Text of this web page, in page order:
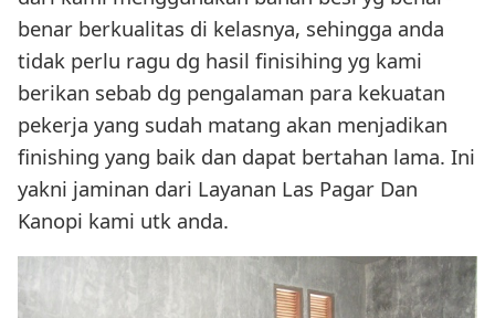
benar berkualitas di kelasnya, sehingga anda
tidak perlu ragu dg hasil finisihing yg kami
berikan sebab dg pengalaman para kekuatan
pekerja yang sudah matang akan menjadikan
finishing yang baik dan dapat bertahan lama. Ini
yakni jaminan dari Layanan Las Pagar Dan
Kanopi kami utk anda.